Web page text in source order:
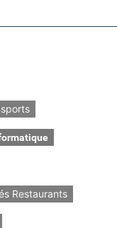
Restaurants